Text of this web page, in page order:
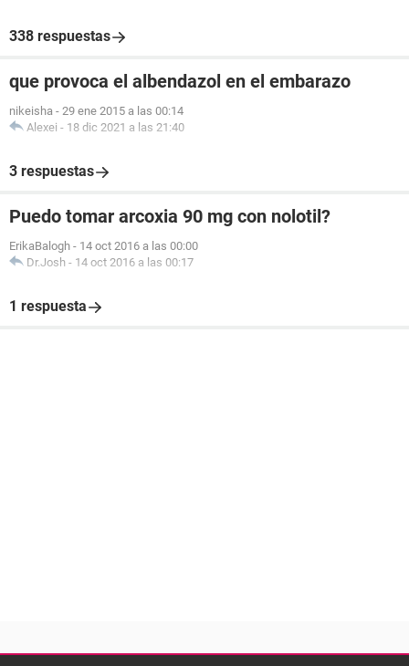
338 respuestas
que provoca el albendazol en el embarazo
nikeisha - 29 ene 2015 a las 00:14
Alexei - 18 dic 2021 a las 21:40
3 respuestas
Puedo tomar arcoxia 90 mg con nolotil?
ErikaBalogh - 14 oct 2016 a las 00:00
Dr.Josh - 14 oct 2016 a las 00:17
1 respuesta